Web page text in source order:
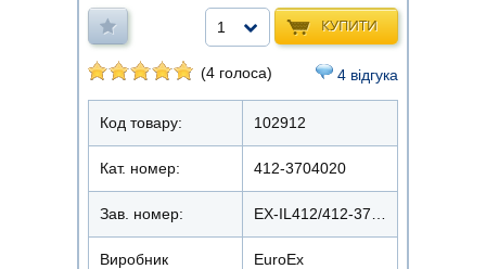
КУПИТИ
1
(4 голоса) 4 відгука
Код товару: 102912
Кат. номер: 412-3704020
Зав. номер:
Виробник EuroEx